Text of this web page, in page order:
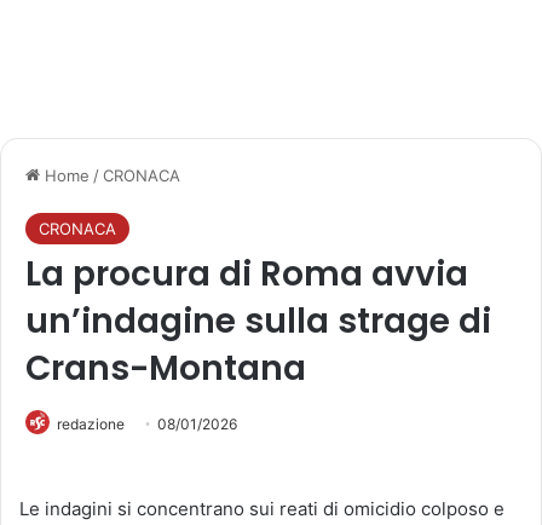
Home /CRONACA
CRONACA
La procura di Roma avvia
un’indagine sulla strage di
Crans-Montana
redazione 08/01/2026
Le indagini si concentrano sui reati di omicidio colposo e